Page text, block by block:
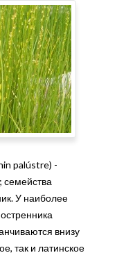
palústre) -
семейства
У наиболее
внизу
так и латинское